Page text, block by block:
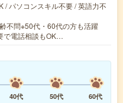
/ パソコンスキル不要 / 英語力不
不問※50代・60代の方も活躍
で電話相談もOK…
40代 50代
60代